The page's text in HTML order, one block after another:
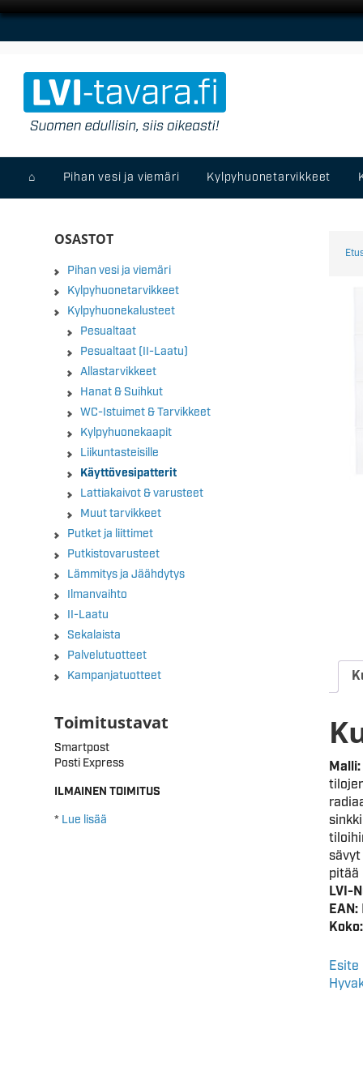
⌂ Pihan vesi ja viemäri Kylpyhuonetarvikkeet
Malli:
pitää
LVI-
EAN:
Koko:
Esite
OSASTOT
Pihan vesi ja viemäri
Kylpyhuonetarvikkeet
Kylpyhuonekalusteet
Pesualtaat
Pesualtaat (II-Laatu)
Allastarvikkeet
Hanat & Suihkut
WC-Istuimet & Tarvikkeet
Kylpyhuonekaapit
Liikuntasteisille
Käyttövesipatterit
Lattiakaivot & varusteet
Muut tarvikkeet
Putket ja liittimet
Putkistovarusteet
Lämmitys ja Jäähdytys
Ilmanvaihto
II-Laatu
Sekalaista
Palvelutuotteet
Kampanjatuotteet
Toimitustavat
Smartpost
Posti Express
ILMAINEN TOIMITUS
* Lue lisää